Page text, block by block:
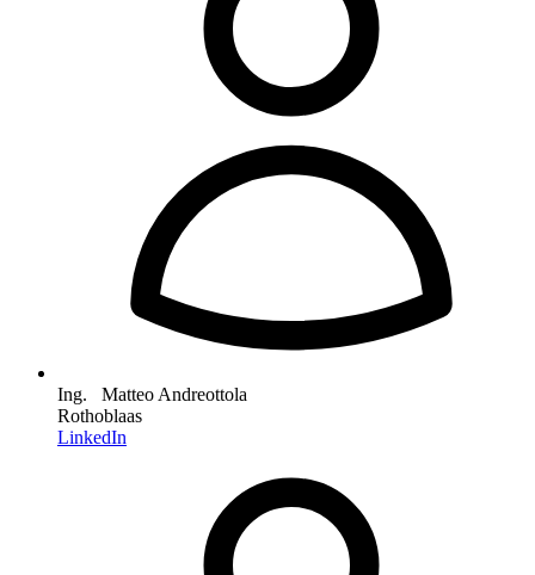
Ing. Matteo Andreottola
Rothoblaas
LinkedIn